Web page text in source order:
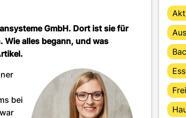
GmbH. Dort ist sie für
Wie alles begann, und was
bei